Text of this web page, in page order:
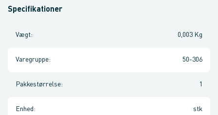
Specifikationer
Vægt: 0,003 Kg
Varegruppe: 50-306
Pakkestørrelse: 1
Enhed : stk